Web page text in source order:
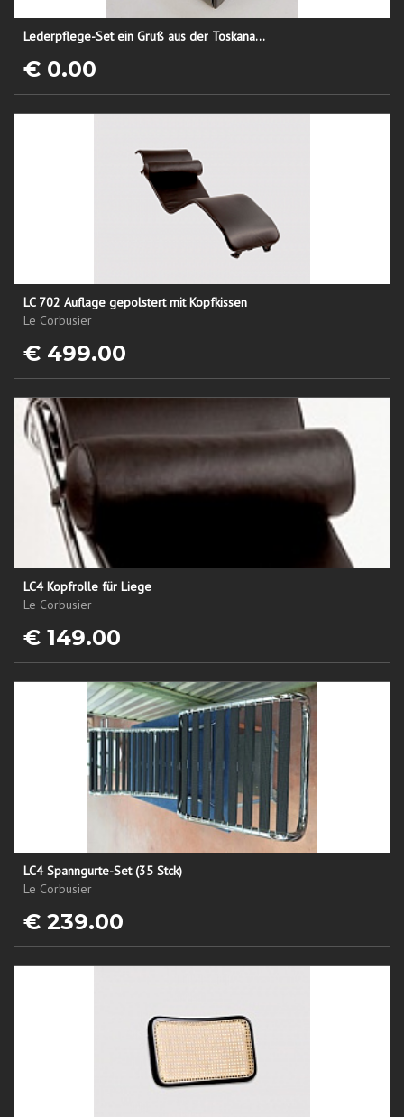
Lederpflege-Set ein Gruß aus der Toskana...
€ 0.00
LC 702 Auflage gepolstert mit Kopfkissen
Le Corbusier
€ 499.00
LC4 Kopfrolle für Liege
Le Corbusier
€ 149.00
LC4 Spanngurte-Set (35 Stck)
Le Corbusier
€ 239.00